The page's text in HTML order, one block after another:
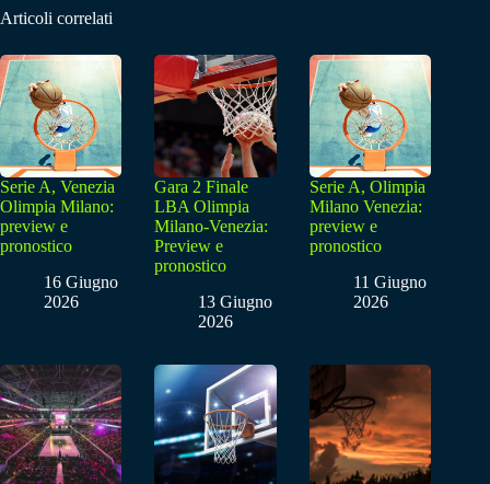
Articoli correlati
Serie A, Venezia
Olimpia Milano:
preview e
pronostico
16 Giugno
2026
Gara 2 Finale
LBA Olimpia
Milano-Venezia:
Preview e
pronostico
13 Giugno
2026
Serie A, Olimpia
Milano Venezia:
preview e
pronostico
11 Giugno
2026